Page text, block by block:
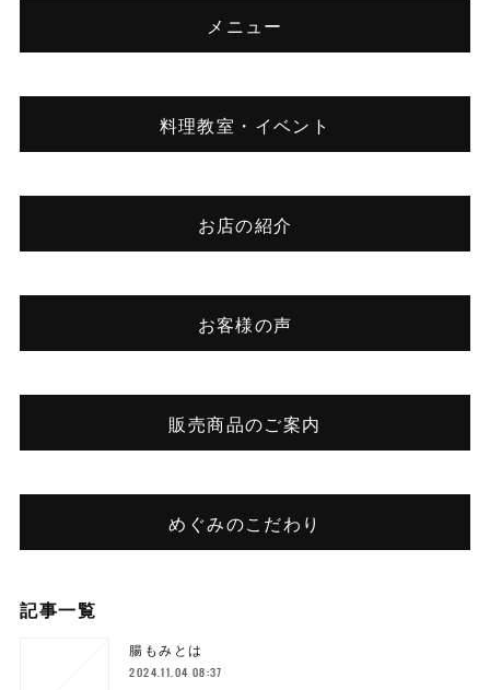
メニュー
料理教室・イベント
お店の紹介
お客様の声
販売商品のご案内
めぐみのこだわり
記事一覧
腸もみとは
2024.11.04 08:37